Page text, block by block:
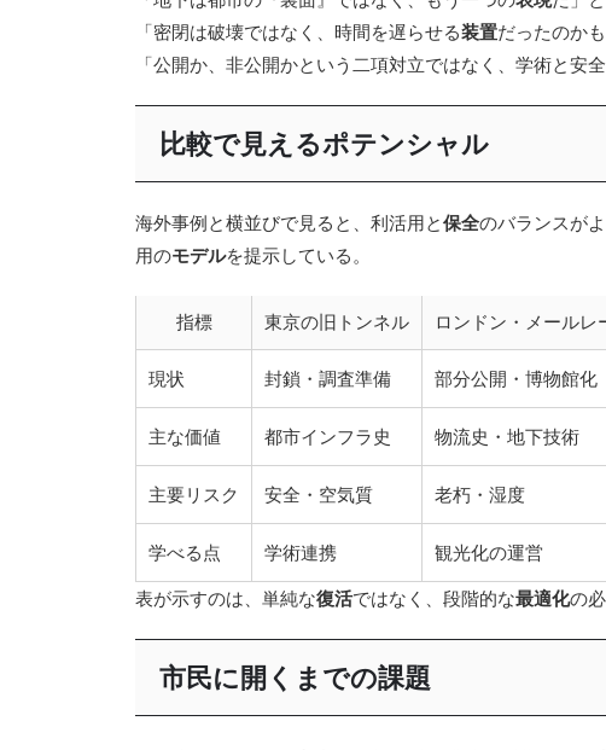
「密閉は破壊ではなく、時間を遅らせる装置だったのか
「公開か、非公開かという二項対立ではなく、学術と安
比較で見えるポテンシャル
海外事例と横並びで見ると、利活用と保全のバランスが
用のモデルを提示している。
指標 東京の旧トンネル ロンドン・メールレ
現状 封鎖・調査準備 部分公開・博物館化
主な価値 都市インフラ史 物流史・地下技術
主要リスク 安全・空気質 老朽・湿度
学べる点 学術連携 観光化の運営
表が示すのは、単純な復活ではなく、段階的な最適化の
市民に開くまでの課題